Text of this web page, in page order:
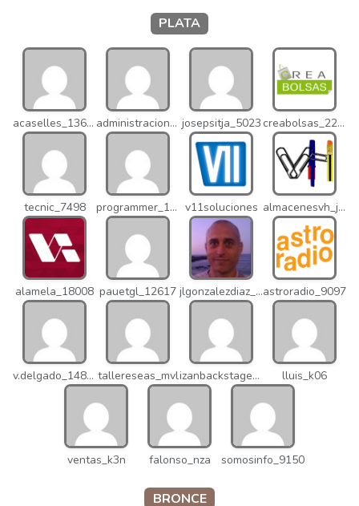
PLATA
acaselles_13670 administracion_nhd josepsitja_5023 creabolsas_22110
tecnic_7498 programmer_12837 v11soluciones almacenesvh_jo2
alamela_18008 pauetgl_12617 jlgonzalezdiaz_12316astroradio_9097
v.delgado_14821 tallereseas_mvl izanbackstage_14556 lluis_k06
ventas_k3n falonso_nza somosinfo_9150
BRONCE